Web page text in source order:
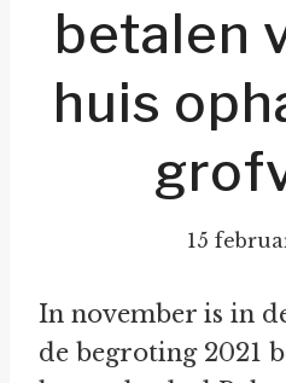
betalen
huis
15
In november is in
de begroting 2021